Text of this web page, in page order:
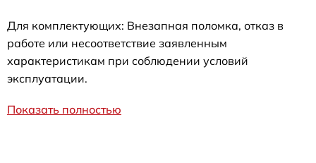
Для комплектующих: Внезапная поломка, отказ в
работе или несоответствие заявленным
характеристикам при соблюдении условий
эксплуатации.
Показать полностью